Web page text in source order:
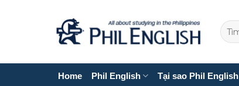
Home Phil English Tại sao Phil English